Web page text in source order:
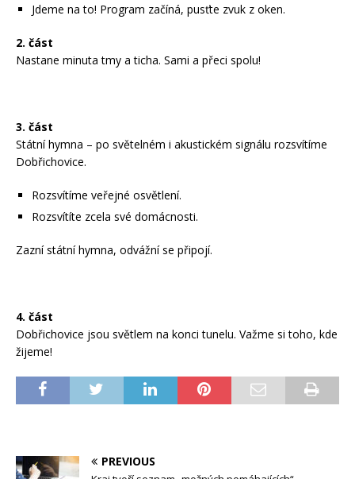
Jdeme na to! Program začíná, pusťte zvuk z oken.
2. část
Nastane minuta tmy a ticha. Sami a přeci spolu!
3. část
Státní hymna – po světelném i akustickém signálu rozsvítíme
Dobřichovice.
Rozsvítíme veřejné osvětlení.
Rozsvítíte zcela své domácnosti.
Zazní státní hymna, odvážní se připojí.
4. část
Dobřichovice jsou světlem na konci tunelu. Važme si toho, kde
žijeme!
PREVIOUS